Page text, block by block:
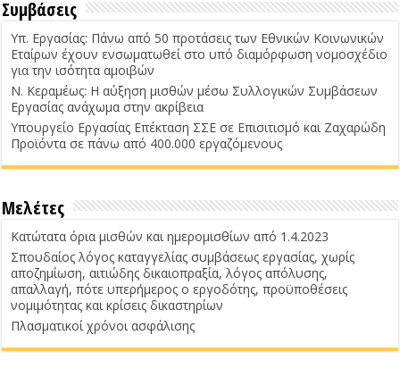
Συμβάσεις
Υπ. Εργασίας: Πάνω από 50 προτάσεις των Εθνικών Κοινωνικών
Εταίρων έχουν ενσωματωθεί στο υπό διαμόρφωση νομοσχέδιο
για την ισότητα αμοιβών
Ν. Κεραμέως: Η αύξηση μισθών μέσω Συλλογικών Συμβάσεων
Εργασίας ανάχωμα στην ακρίβεια
Υπουργείο Εργασίας Επέκταση ΣΣΕ σε Επισιτισμό και Ζαχαρώδη
Προϊόντα σε πάνω από 400.000 εργαζόμενους
Μελέτες
Κατώτατα όρια μισθών και ημερομισθίων από 1.4.2023
Σπουδαίος λόγος καταγγελίας συμβάσεως εργασίας, χωρίς
αποζημίωση, αιτιώδης δικαιοπραξία, λόγος απόλυσης,
απαλλαγή, πότε υπερήμερος ο εργοδότης, προϋποθέσεις
νομιμότητας και κρίσεις δικαστηρίων
Πλασματικοί χρόνοι ασφάλισης